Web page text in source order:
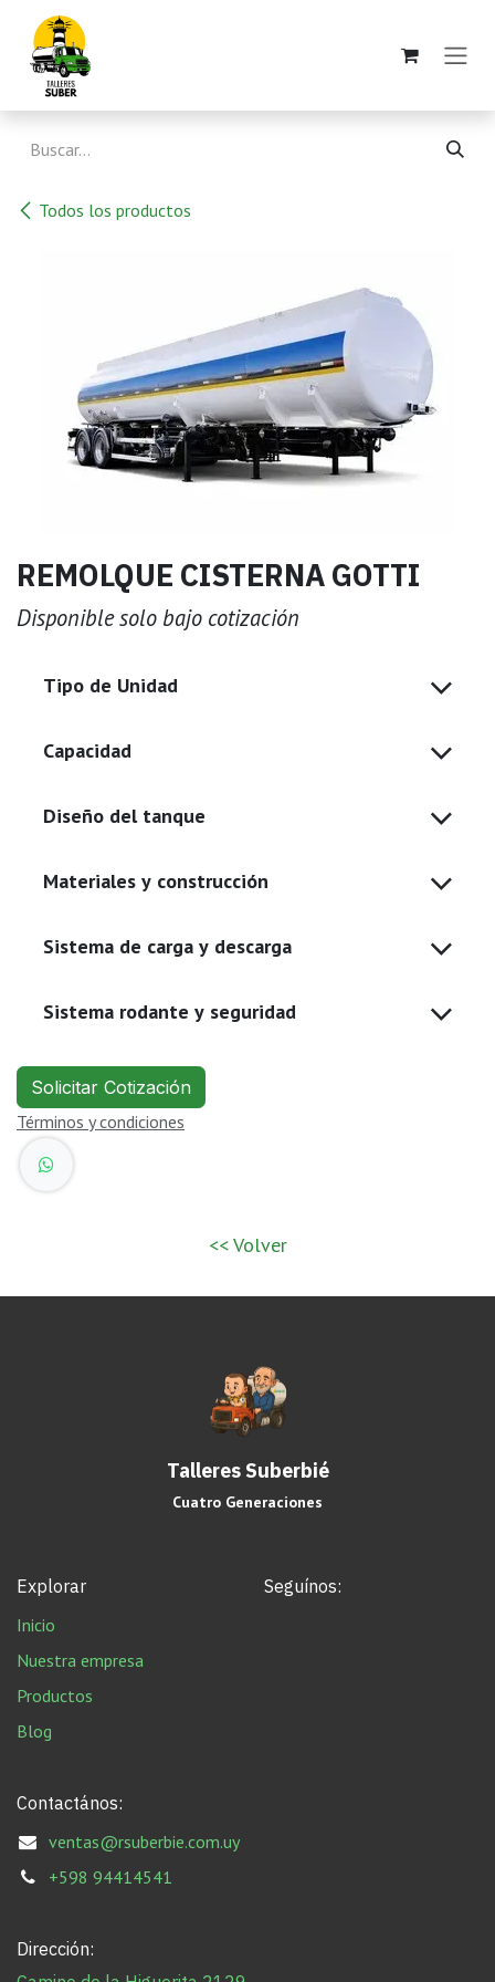
Ir al contenido
Todos los productos
REMOLQUE CISTERNA GOTTI
Disponible solo bajo cotización
Tipo de Unidad
Capacidad
Diseño del tanque
Materiales y construcción
Sistema de carga y descarga
Sistema rodante y seguridad
Solicitar Cotización
Términos y condiciones
<< Volver
Talleres Suberbié
Cuatro Generaciones
Explorar
Inicio
Nuestra empresa
Productos
Blog
Contactános:
ventas@rsuberbie.com.uy
+598 94414541
Seguínos:
Dirección: